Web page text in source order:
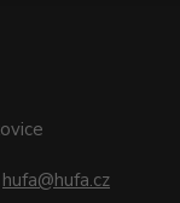
hufa@hufa.cz